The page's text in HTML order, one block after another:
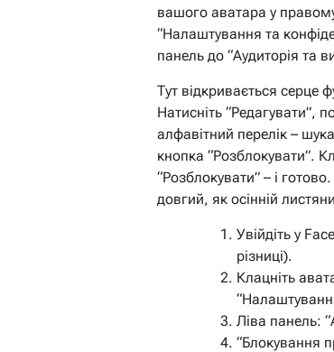
вашого аватара у
“Налаштування та
панель до “Аудиторія та
Тут відкривається серце
Натисніть “Редагувати”,
алфавітний перелік –
кнопка “Розблокувати”.
“Розблокувати” – і
довгий, як осінній
Увійдіть у
різниці).
Клацніть
Ліва панель:
“Блокування